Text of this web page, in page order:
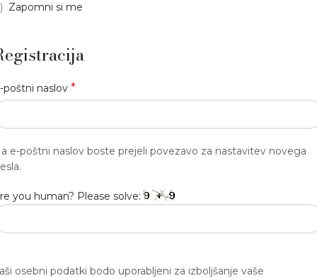
Zapomni si me
poštni naslov *
e-poštni naslov boste prejeli povezavo za nastavitev novega
you human? Please solve:
osebni podatki bodo uporabljeni za izboljšanje vaše